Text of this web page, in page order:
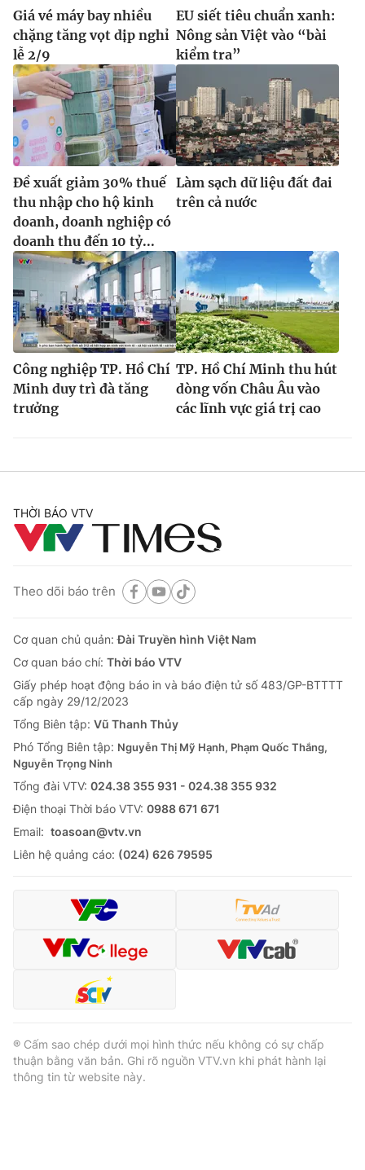
Giá vé máy bay nhiều
chặng tăng vọt dịp nghỉ
lễ 2/9
EU siết tiêu chuẩn xanh:
Nông sản Việt vào “bài
kiểm tra”
Đề xuất giảm 30% thuế
thu nhập cho hộ kinh
doanh, doanh nghiệp có
doanh thu đến 10 tỷ...
Làm sạch dữ liệu đất đai
trên cả nước
Công nghiệp TP. Hồ Chí
Minh duy trì đà tăng
trưởng
TP. Hồ Chí Minh thu hút
dòng vốn Châu Âu vào
các lĩnh vực giá trị cao
THỜI BÁO VTV
Theo dõi báo trên
Cơ quan chủ quản:Đài Truyền hình Việt Nam
Cơ quan báo chí: Thời báo VTV
Giấy phép hoạt động báo in và báo điện tử số 483/GP-BTTTT
cấp ngày 29/12/2023
Tổng Biên tập: Vũ Thanh Thủy
Phó Tổng Biên tập: Nguyễn Thị Mỹ Hạnh, Phạm Quốc Thắng,
Nguyễn Trọng Ninh
Tổng đài VTV: 024.38 355 931 - 024.38 355 932
Ðiện thoại Thời báo VTV: 0988 671 671
Email: toasoan@vtv.vn
Liên hệ quảng cáo: (024) 626 79595
® Cấm sao chép dưới mọi hình thức nếu không có sự chấp
thuận bằng văn bản. Ghi rõ nguồn VTV.vn khi phát hành lại
thông tin từ website này.